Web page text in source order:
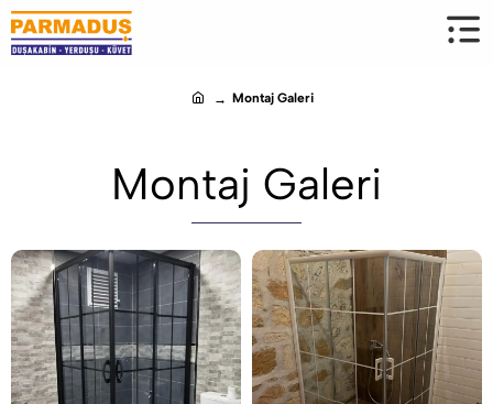
Montaj Galeri
Montaj Galeri